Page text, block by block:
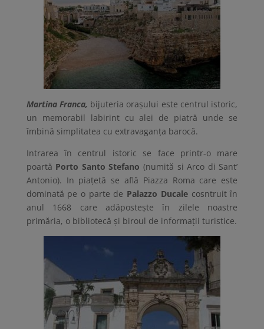
Martina Franca, bijuteria orașului este centrul istoric,
un memorabil labirint cu alei de piatră unde se
îmbină simplitatea cu extravaganța barocă.
Intrarea în centrul istoric se face printr-o mare
poartă Porto Santo Stefano (numită si Arco di Sant’
Antonio). In piațetă se află Piazza Roma care este
dominată pe o parte de Palazzo Ducalecosntruit în
anul 1668 care adăpostește în zilele noastre
primăria, o bibliotecă și biroul de informații turistice.